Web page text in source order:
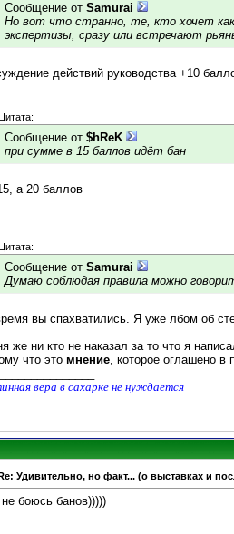
Сообщение от Samurai
Но вот что странно, те, кто хочет
экспертизы, сразу или встречают
действий руководства +10
Цитата:
Сообщение от $hReK
при сумме в 15 баллов идёт бан
а 20 баллов
Цитата:
Сообщение от Samurai
Думаю соблюдая правила можно
вы спахватились. Я уже лбом об
же ни кто не наказал за то что я
что это мнение, которое оглашено в
вера в сахарке не нуждается
Удивительно, но факт... (о выставках и
боюсь банов)))))